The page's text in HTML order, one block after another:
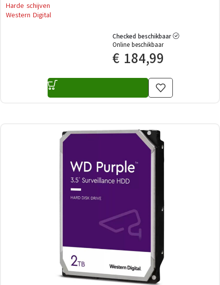
Harde schijven
Western Digital
Checked beschikbaar
Online beschikbaar
€ 184,99